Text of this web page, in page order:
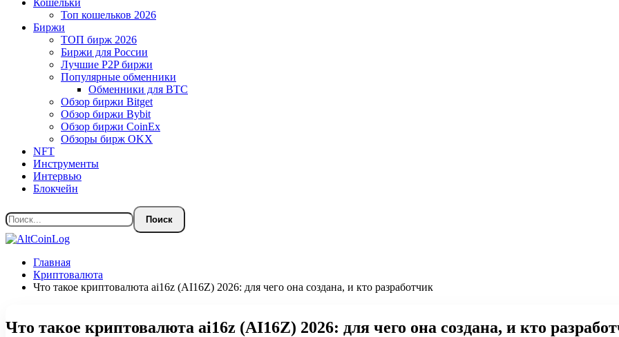
Кошельки
Топ кошельков 2026
Биржи
ТОП бирж 2026
Биржи для России
Лучшие P2P биржи
Популярные обменники
Обменники для BTC
Обзор биржи Bitget
Обзор биржи Bybit
Обзор биржи CoinEx
Обзоры бирж OKX
NFT
Инструменты
Интервью
Блокчейн
Главная
Криптовалюта
Что такое криптовалюта ai16z (AI16Z) 2026: для чего она создана, и кто разработчик
Что такое криптовалюта ai16z (AI16Z) 2026: для чего она создана, и кто